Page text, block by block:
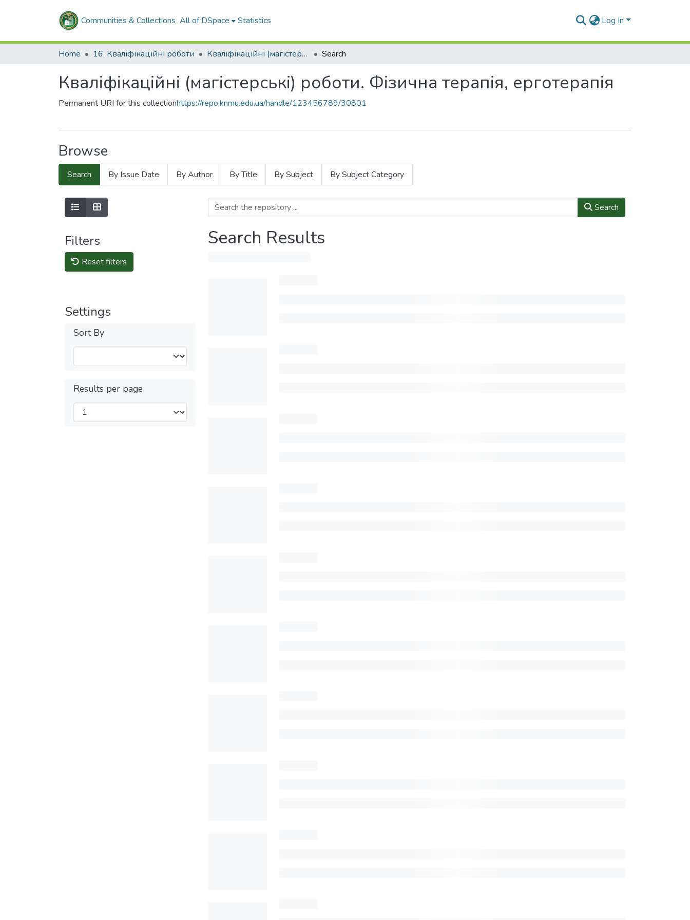
Communities & Collections All of DSpace Statistics Log In
Home 16. Кваліфікаційні роботи Кваліфікаційні (магістерські) роботи. Фізична терапія, ерготерапія Search
Кваліфікаційні (магістерські) роботи. Фізична терапія, ерготерапія
Permanent URI for this collectionhttps://repo.knmu.edu.ua/handle/123456789/30801
Browse
Search By Issue Date By Author By Title By Subject By Subject Category
Filters
Reset filters
Settings
Sort By
Results per page
Search
Search Results